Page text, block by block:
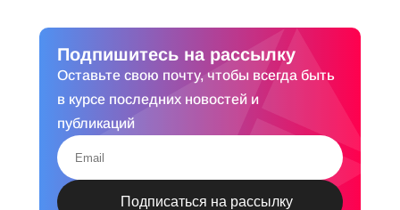
Подпишитесь на рассылку
Оставьте свою почту, чтобы всегда быть
в курсе последних новостей и
публикаций